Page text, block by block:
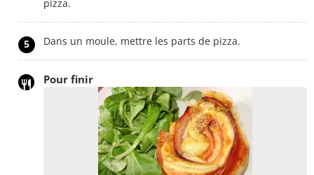
pizza.
5 Dans un moule, mettre les parts de pizza.
Pour finir